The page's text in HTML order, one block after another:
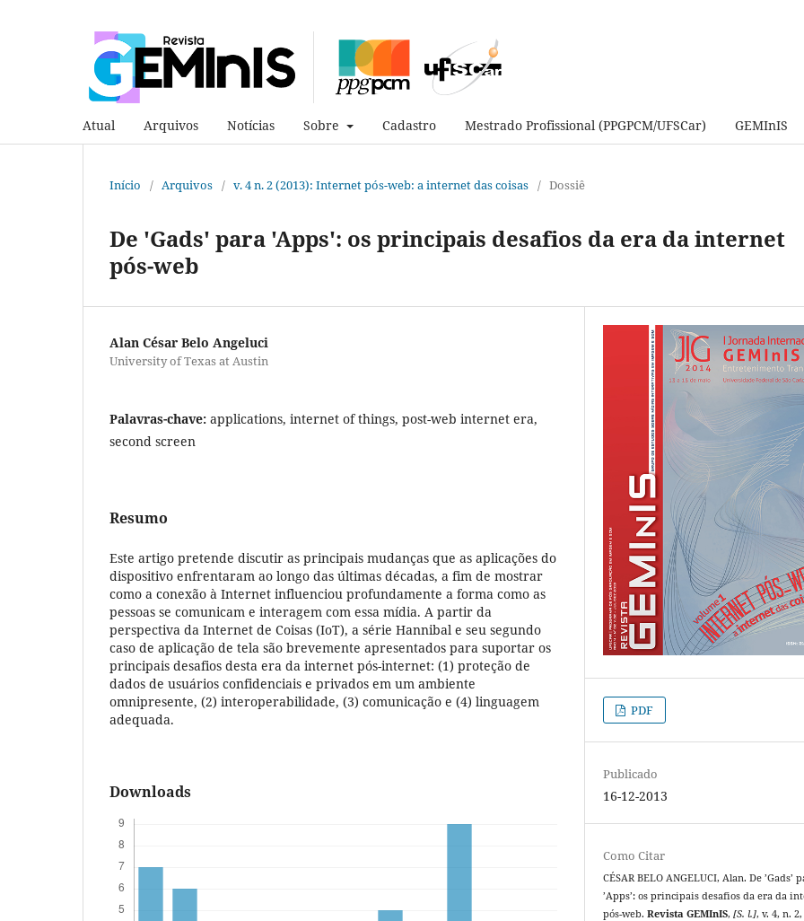
Atual Arquivos Notícias Sobre Cadastro Mestrado Profissional (PPGPCM/UFSCar) GEMInIS
Início / Arquivos / v. 4 n. 2 (2013): Internet pós-web: a internet das coisas / Dossiê
De 'Gads' para 'Apps': os principais desafios da era da internet
pós-web
Alan César Belo Angeluci
University of Texas at Austin
Palavras-chave: applications, internet of things, post-web internet era,
second screen
Resumo
Este artigo pretende discutir as principais mudanças que as aplicações do
dispositivo enfrentaram ao longo das últimas décadas, a fim de mostrar
como a conexão à Internet influenciou profundamente a forma como as
pessoas se comunicam e interagem com essa mídia. A partir da
perspectiva da Internet de Coisas (IoT), a série Hannibal e seu segundo
caso de aplicação de tela são brevemente apresentados para suportar os
principais desafios desta era da internet pós-internet: (1) proteção de
dados de usuários confidenciais e privados em um ambiente
omnipresente, (2) interoperabilidade, (3) comunicação e (4) linguagem
adequada.
Downloads
PDF
Publicado
16-12-2013
Como Citar
CÉSAR BELO ANGELUCI, Alan. De ’Gads’
’Apps’: os principais desafios da era da
pós-web.Revista GEMInIS,[S. l.], v. 4, n.